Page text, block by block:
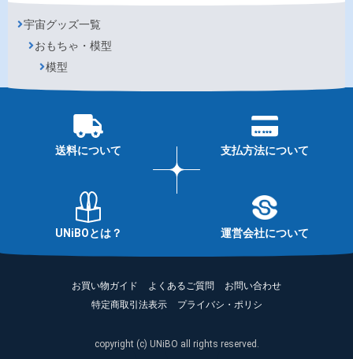
宇宙グッズ一覧
おもちゃ・模型
模型
送料について 支払方法について
UNiBOとは？ 運営会社について
お買い物ガイド よくあるご質問
お問い合わせ
特定商取引法表示
プライバシ・ポリシ
copyright (c) UNiBO all rights reserved.